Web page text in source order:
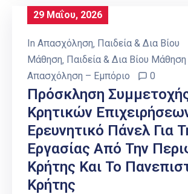
29 Μαΐου, 2026
In Απασχόληση Παιδεία & Δια Βίου
Μάθηση Παιδεία & Δια Βίου
Απασχόληση – Εμπόριο
0
Πρόσκληση
Κρητικών
Ερευνητικό Πάνελ Για
Εργασίας Από Την
Κρήτης Και Το
Κρήτης